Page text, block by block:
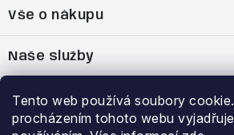
Tento web používá soubory
procházením tohoto webu
p
t
Vše o nákupu
Reklamační řád
Naše služby
Bootfitting - tvarování lyžařských
Výhody a slevy
Garance nejnižší ceny